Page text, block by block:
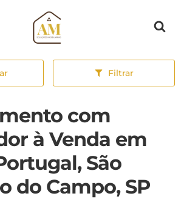
Página inicial
Filtrar
com
à Venda em
São
do Campo, SP